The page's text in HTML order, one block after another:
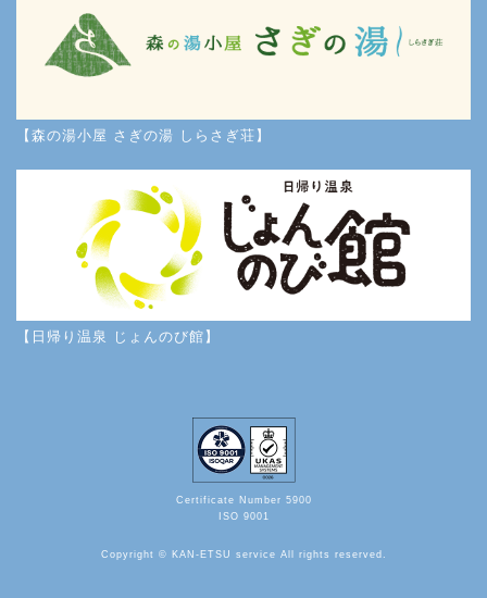
【森の湯小屋 さぎの湯 しらさぎ荘】
【日帰り温泉 じょんのび館】
Certificate Number 5900
ISO 9001
Copyright © KAN-ETSU service All rights reserved.